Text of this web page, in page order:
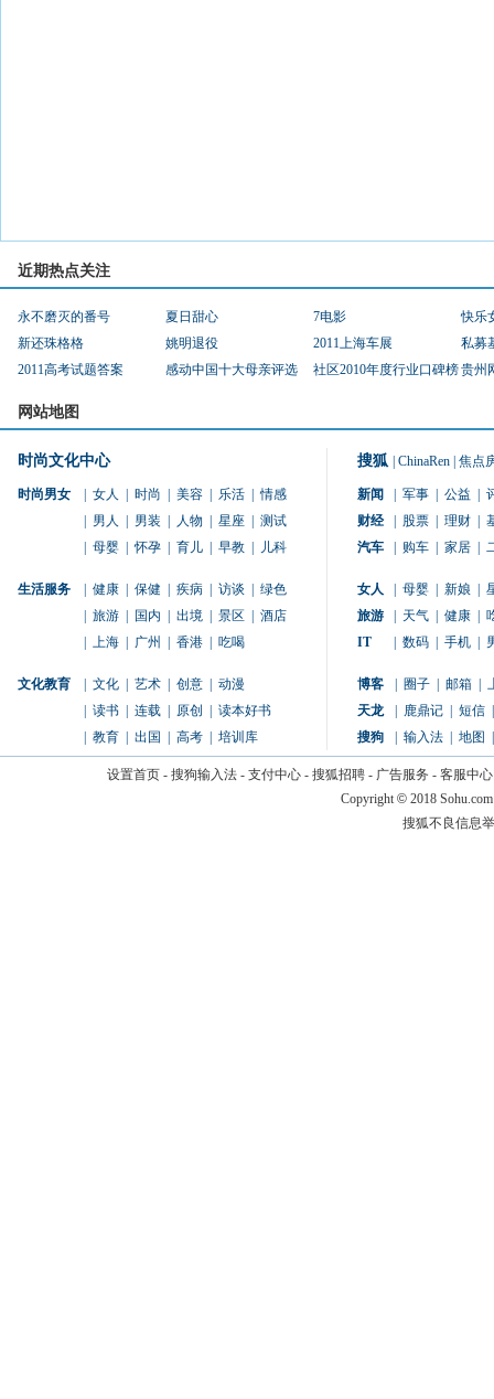
近期热点关注
永不磨灭的番号 夏日甜心 7电影
快乐
新还珠格格
姚明退役 2011上海车展
私募
2011高考试题答案
感动中国十大母亲评选 社区2010年度行业口碑榜贵州
网站地图
时尚文化中心
时尚男女 女人 时尚 美容 乐活
情感
男人 男装 人物 星座
测试
母婴 怀孕 育儿 早教 儿科
生活服务 健康 保健 疾病 访谈
绿色
旅游 国内 出境 景区
酒店
上海 广州 香港 吃喝
文化教育 文化 艺术 创意
动漫
读书 连载 原创
读本好书
教育 出国 高考 培训库
搜狐 ChinaRen 焦点
新闻 军事 公益
财经
股票 理财
汽车
购车 家居
女人 母婴 新娘
旅游
天气 健康
IT
数码 手机
博客 圈子 邮箱
天龙
鹿鼎记 短信
搜狗
输入法 地图
设置首页- 搜狗输入法- 支付中心- 搜狐招聘- 广告服务 - 客服中心
Copyright © 2018
搜狐不良信息